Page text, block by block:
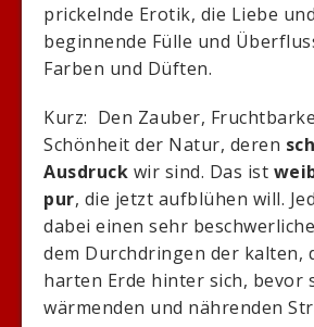
prickelnde Erotik, die Liebe
beginnende Fülle und
Farben und Düften.
Kurz: Den Zauber,
Schönheit der Natur, deren
Ausdruck wir sind. Das ist
pur, die jetzt aufblühen will.
dabei einen sehr
dem Durchdringen der kalten,
harten Erde hinter sich, bevor
wärmenden und nährenden